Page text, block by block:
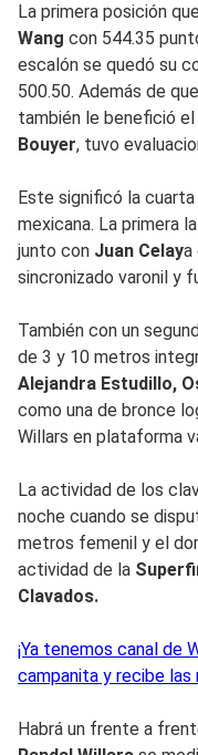
La primera posición
Wang con 544.35
escalón se quedó su
500.50. Además de
también le benefició
Bouyer, tuvo
Este significó la
mexicana. La primera
junto con Juan Celaya
sincronizado varonil y
También con un
de 3 y 10 metros
Alejandra Estudillo,
como una de bronce
Willars en plataforma
La actividad de los
noche cuando se
metros femenil y el
actividad de la
Clavados.
¡Ya tenemos canal de
campanita y recibe
Habrá un frente a